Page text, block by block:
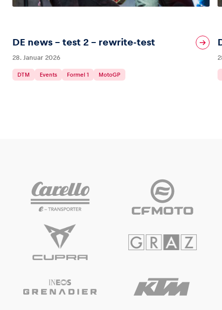
DE news – test 2 – rewrite-test
28. Januar 2026
DTM Events Formel 1 MotoGP